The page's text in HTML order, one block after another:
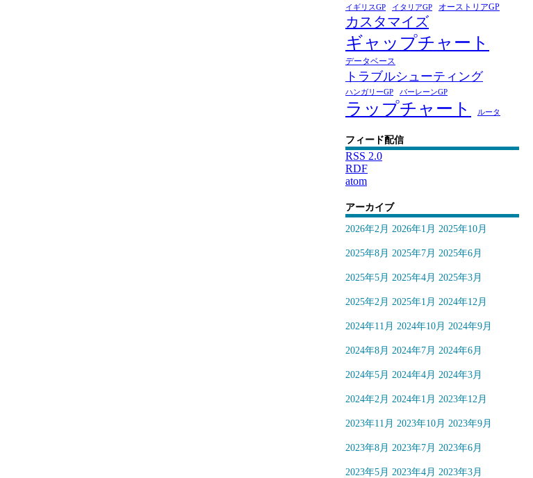
イギリスGP イタリアGP オーストリアGP
カスタマイズ
ギャップチャート
データベース
トラブルシューティング
ハンガリーGP バーレーンGP
ラップチャート ルータ
フィード配信
RSS 2.0
RDF
atom
アーカイブ
2026年2月 2026年1月 2025年10月
2025年8月 2025年7月 2025年6月
2025年5月 2025年4月 2025年3月
2025年2月 2025年1月 2024年12月
2024年11月 2024年10月 2024年9月
2024年8月 2024年7月 2024年6月
2024年5月 2024年4月 2024年3月
2024年2月 2024年1月 2023年12月
2023年11月 2023年10月 2023年9月
2023年8月 2023年7月 2023年6月
2023年5月 2023年4月 2023年3月